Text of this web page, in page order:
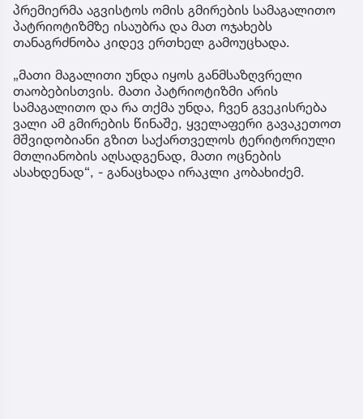
პრემიერმა აგვისტოს ომის გმირების სამაგალითო
პატრიოტიზმზე ისაუბრა და მათ ოჯახებს
თანაგრძნობა კიდევ ერთხელ გამოუცხადა.
„მათი მაგალითი უნდა იყოს განმსაზღვრელი
თაობებისთვის. მათი პატრიოტიზმი არის
სამაგალითო და რა თქმა უნდა, ჩვენ გვეკისრება
ვალი ამ გმირების წინაშე, ყველაფერი გავაკეთოთ
მშვიდობიანი გზით საქართველოს ტერიტორიული
მთლიანობის აღსადგენად, მათი ოცნების
ასახდენად“, - განაცხადა ირაკლი კობახიძემ.